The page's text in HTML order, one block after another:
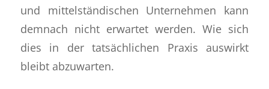
und mittelständischen Unternehmen kann
demnach nicht erwartet werden. Wie sich
dies in der tatsächlichen Praxis auswirkt
bleibt abzuwarten.